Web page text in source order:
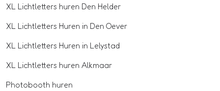
XL Lichtletters huren Den Helder
XL Lichtletters Huren in Den Oever
XL Lichtletters Huren in Lelystad
XL Lichtletters huren Alkmaar
Photobooth huren